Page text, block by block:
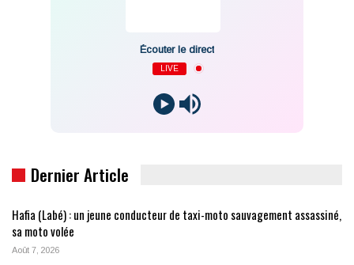
Écouter le direct
LIVE
Dernier Article
Hafia (Labé) : un jeune conducteur de taxi-moto sauvagement assassiné,
sa moto volée
Août 7, 2026